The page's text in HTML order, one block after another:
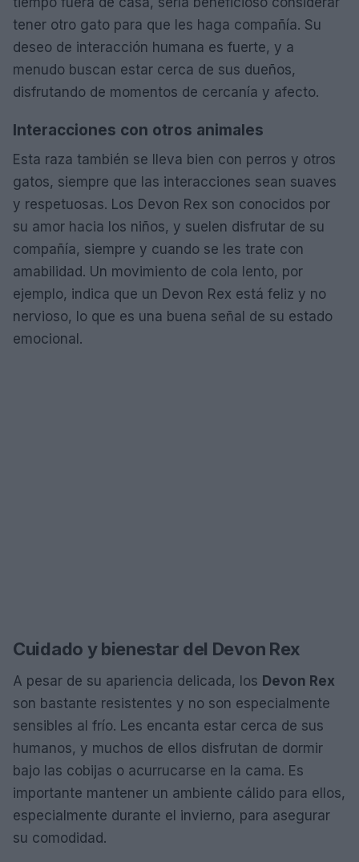
tener otro gato para que les haga compañía. Su
deseo de interacción humana es fuerte, y a
menudo buscan estar cerca de sus dueños,
disfrutando de momentos de cercanía y afecto.
Interacciones con otros animales
Esta raza también se lleva bien con perros y otros
gatos, siempre que las interacciones sean suaves
y respetuosas. Los Devon Rex son conocidos por
su amor hacia los niños, y suelen disfrutar de su
compañía, siempre y cuando se les trate con
amabilidad. Un movimiento de cola lento, por
ejemplo, indica que un Devon Rex está feliz y no
nervioso, lo que es una buena señal de su estado
emocional.
Cuidado y bienestar del Devon Rex
A pesar de su apariencia delicada, los Devon Rex
son bastante resistentes y no son especialmente
sensibles al frío. Les encanta estar cerca de sus
humanos, y muchos de ellos disfrutan de dormir
bajo las cobijas o acurrucarse en la cama. Es
importante mantener un ambiente cálido para ellos,
especialmente durante el invierno, para asegurar
su comodidad.